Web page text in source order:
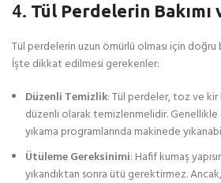
4. Tül Perdelerin Bakımı
Tül perdelerin uzun ömürlü olması için
İşte dikkat edilmesi gerekenler:
Düzenli Temizlik: Tül perdeler, toz ve
düzenli olarak temizlenmelidir. Genellikle
yıkama programlarında makinede
Ütüleme Gereksinimi: Hafif kumaş
yıkandıktan sonra ütü gerektirmez.